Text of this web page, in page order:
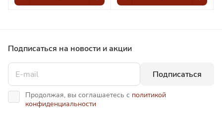
Подписаться на новости и акции
Подписаться
Продолжая, вы соглашаетесь с политикой
конфиденциальности